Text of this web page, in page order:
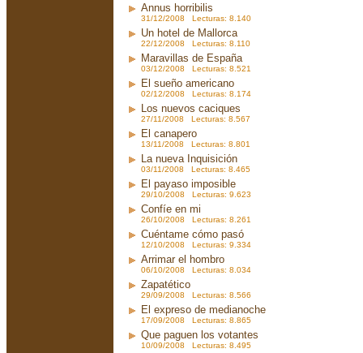
Annus horribilis
31/12/2008 Lecturas: 8.140
Un hotel de Mallorca
22/12/2008 Lecturas: 8.110
Maravillas de España
03/12/2008 Lecturas: 8.521
El sueño americano
02/12/2008 Lecturas: 8.174
Los nuevos caciques
27/11/2008 Lecturas: 8.567
El canapero
13/11/2008 Lecturas: 8.801
La nueva Inquisición
03/11/2008 Lecturas: 8.465
El payaso imposible
29/10/2008 Lecturas: 9.623
Confíe en mi
26/10/2008 Lecturas: 8.261
Cuéntame cómo pasó
12/10/2008 Lecturas: 9.334
Arrimar el hombro
06/10/2008 Lecturas: 8.034
Zapatético
29/09/2008 Lecturas: 8.566
El expreso de medianoche
17/09/2008 Lecturas: 8.865
Que paguen los votantes
10/09/2008 Lecturas: 8.495